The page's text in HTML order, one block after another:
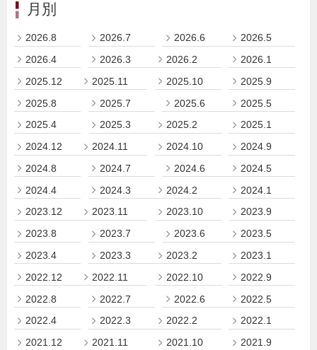
月別
2026.8 2026.7 2026.6
2026.5
2026.4
2026.3 2026.2
2026.1
2025.12
2025.11 2025.10
2025.9
2025.8
2025.7 2025.6
2025.5
2025.4
2025.3 2025.2
2025.1
2024.12
2024.11 2024.10
2024.9
2024.8
2024.7 2024.6
2024.5
2024.4
2024.3 2024.2
2024.1
2023.12
2023.11 2023.10
2023.9
2023.8
2023.7 2023.6
2023.5
2023.4
2023.3 2023.2
2023.1
2022.12
2022.11 2022.10
2022.9
2022.8
2022.7 2022.6
2022.5
2022.4
2022.3 2022.2
2022.1
2021.12
2021.11 2021.10
2021.9